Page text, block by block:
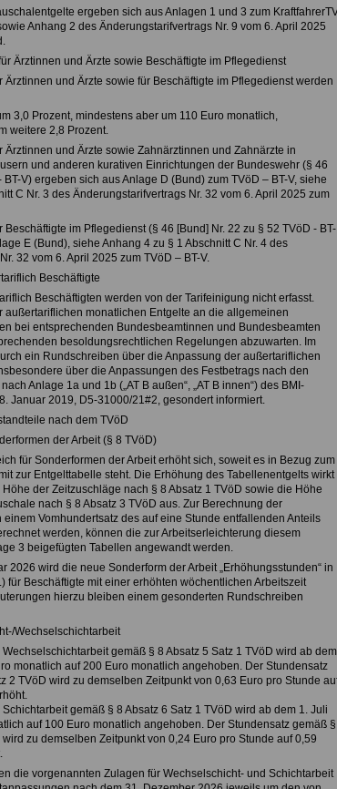
ergeben sich aus Anlagen 1 und 3 zum
Anhang 2 des Änderungstarifvertrags Nr. 9 vom 6. April 2025
Ärztinnen und Ärzte sowie Beschäftigte im Pflegedienst
Ärztinnen und Ärzte sowie für Beschäftigte im Pflegedienst werden
3,0 Prozent, mindestens aber um 110 Euro monatlich,
weitere 2,8 Prozent.
Ärztinnen und Ärzte sowie Zahnärztinnen und Zahnärzte in
und anderen kurativen Einrichtungen der Bundeswehr (§ 46
BT-V) ergeben sich aus Anlage D (Bund) zum TVöD – BT-V, siehe
C Nr. 3 des Änderungstarifvertrags Nr. 32 vom 6. April 2025 zum
Beschäftigte im Pflegedienst (§ 46 [Bund] Nr. 22 zu § 52 TVöD - BT-
E (Bund), siehe Anhang 4 zu § 1 Abschnitt C Nr. 4 des
32 vom 6. April 2025 zum TVöD – BT-V.
Beschäftigte
Beschäftigten werden von der Tarifeinigung nicht erfasst.
außertariflichen monatlichen Entgelte an die allgemeinen
bei entsprechenden Bundesbeamtinnen und Bundesbeamten
besoldungsrechtlichen Regelungen abzuwarten. Im
ein Rundschreiben über die Anpassung der außertariflichen
über die Anpassungen des Festbetrags nach den
Anlage 1a und 1b („AT B außen“, „AT B innen“) des BMI-
Januar 2019, D5-31000/21#2, gesondert informiert.
nach dem TVöD
der Arbeit (§ 8 TVöD)
für Sonderformen der Arbeit erhöht sich, soweit es in Bezug zum
zur Entgelttabelle steht. Die Erhöhung des Tabellenentgelts wirkt
der Zeitzuschläge nach § 8 Absatz 1 TVöD sowie die Höhe
nach § 8 Absatz 3 TVöD aus. Zur Berechnung der
Vomhundertsatz des auf eine Stunde entfallenden Anteils
werden, können die zur Arbeitserleichterung diesem
3 beigefügten Tabellen angewandt werden.
2026 wird die neue Sonderform der Arbeit „Erhöhungsstunden“ in
für Beschäftigte mit einer erhöhten wöchentlichen Arbeitszeit
hierzu bleiben einem gesonderten Rundschreiben
Wechselschichtarbeit
gemäß § 8 Absatz 5 Satz 1 TVöD wird ab dem
monatlich auf 200 Euro monatlich angehoben. Der Stundensatz
2 TVöD wird zu demselben Zeitpunkt von 0,63 Euro pro Stunde
gemäß § 8 Absatz 6 Satz 1 TVöD wird ab dem 1. Juli
auf 100 Euro monatlich angehoben. Der Stundensatz gemäß §
wird zu demselben Zeitpunkt von 0,24 Euro pro Stunde auf 0,59
die vorgenannten Zulagen für Wechselschicht- und Schichtarbeit